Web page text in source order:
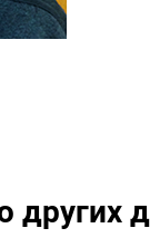
других